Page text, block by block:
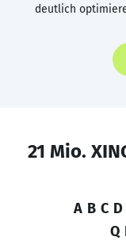
deutlich
21 Mio.
A B C D
Q